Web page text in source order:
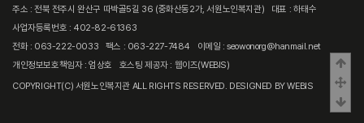
주소 : 전북 전주시 완산구 따박골5길 36 (중화산동2가, 서원노인복지관)
대표 : 하태수
사업자등록번호 : 402-82-61363
전화 : 063-222-0033
팩스 : 063-227-7484
이메일 : seowonorg@hanmail.net
개인정보보호책임자 : 엄상호
호스팅 제공자 : 웹이즈(WEBIS)
COPYRIGHT(C) 서원노인복지관 ALL RIGHTS RESERVED. DESIGNED BYWEBIS
상
중
하